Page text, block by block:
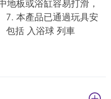
地板或浴缸容易打滑，
7. 本產品已通過玩具安
包括 入浴球 列車